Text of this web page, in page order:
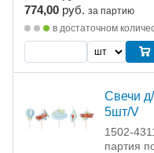
774,00 руб. за партию
в достаточном
Свечи
5шт/V
1502-
партия